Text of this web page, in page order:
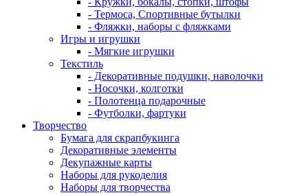
- Термоса, Спортивные бутылки
- Фляжки, наборы с фляжками
Игры и игрушки
- Мягкие игрушки
Текстиль
- Декоративные подушки, наволочки
- Носочки, колготки
- Полотенца подарочные
- Футболки, фартуки
Творчество
Бумага для скрапбукинга
Декоративные элементы
Декупажные карты
Наборы для рукоделия
Наборы для творчества